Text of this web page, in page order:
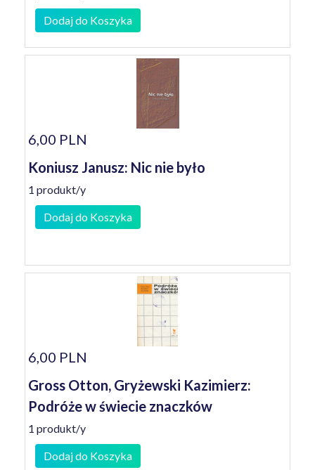
Dodaj do Koszyka
6,00 PLN
Koniusz Janusz: Nic nie było
1 produkt/y
Dodaj do Koszyka
6,00 PLN
Gross Otton, Gryżewski Kazimierz:
Podróże w świecie znaczków
1 produkt/y
Dodaj do Koszyka